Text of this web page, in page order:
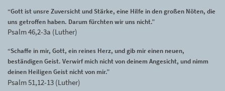
“Gott ist unsre Zuversicht und Stärke, eine Hilfe in den großen Nöten, die
uns getroffen haben. Darum fürchten wir uns nicht.”
Psalm 46,2-3a (Luther)
“Schaffe in mir, Gott, ein reines Herz, und gib mir einen neuen,
beständigen Geist. Verwirf mich nicht von deinem Angesicht, und nimm
deinen Heiligen Geist nicht von mir.”
Psalm 51,12-13 (Luther)